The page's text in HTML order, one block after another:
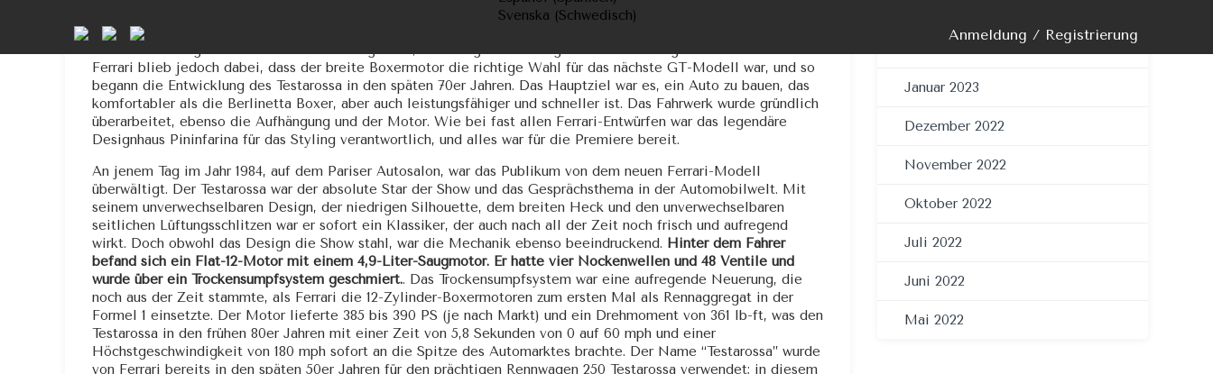
Svenska (Schwedisch)
Inhalt
springen
Anmeldung / Registrierung
Obwohl der Testarossa Anfang der 80er Jahre eingeführt wurde, beginnt seine Geschichte eigentlich 1973 mit der
Einführung des Ferrari BB (Berlinetta Boxer). Es war das erste Ferrari-Modell mit einem 12-Zylinder-Mittelmotor,
Ferrari blieb jedoch dabei, dass der breite Boxermotor die richtige Wahl für das nächste GT-Modell war, und so
begann die Entwicklung des Testarossa in den späten 70er Jahren. Das Hauptziel war es, ein Auto zu bauen, das
komfortabler als die Berlinetta Boxer, aber auch leistungsfähiger und schneller ist. Das Fahrwerk wurde gründlich
überarbeitet, ebenso die Aufhängung und der Motor. Wie bei fast allen Ferrari-Entwürfen war das legendäre
Designhaus Pininfarina für das Styling verantwortlich, und alles war für die Premiere bereit.
An jenem Tag im Jahr 1984, auf dem Pariser Autosalon, war das Publikum von dem neuen Ferrari-Modell
überwältigt. Der Testarossa war der absolute Star der Show und das Gesprächsthema in der Automobilwelt. Mit
seinem unverwechselbaren Design, der niedrigen Silhouette, dem breiten Heck und den unverwechselbaren
seitlichen Lüftungsschlitzen war er sofort ein Klassiker, der auch nach all der Zeit noch frisch und aufregend
wirkt. Doch obwohl das Design die Show stahl, war die Mechanik ebenso beeindruckend. Hinter dem Fahrer
befand sich ein Flat-12-Motor mit einem 4,9-Liter-Saugmotor. Er hatte vier Nockenwellen und 48 Ventile und
wurde über ein Trockensumpfsystem geschmiert.. Das Trockensumpfsystem war eine aufregende Neuerung, die
noch aus der Zeit stammte, als Ferrari die 12-Zylinder-Boxermotoren zum ersten Mal als Rennaggregat in der
Formel 1 einsetzte. Der Motor lieferte 385 bis 390 PS (je nach Markt) und ein Drehmoment von 361 lb-ft, was den
Testarossa in den frühen 80er Jahren mit einer Zeit von 5,8 Sekunden von 0 auf 60 mph und einer
Höchstgeschwindigkeit von 180 mph sofort an die Spitze des Automarktes brachte. Der Name “Testarossa” wurde
von Ferrari bereits in den späten 50er Jahren für den prächtigen Rennwagen 250 Testarossa verwendet; in diesem
Januar 2023
Dezember 2022
November 2022
Oktober 2022
Juli 2022
Juni 2022
Mai 2022